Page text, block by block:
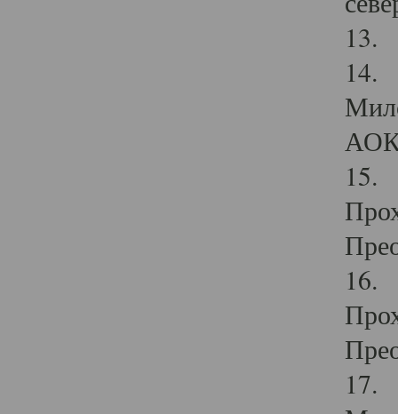
13.
14.
15.
16.
17.